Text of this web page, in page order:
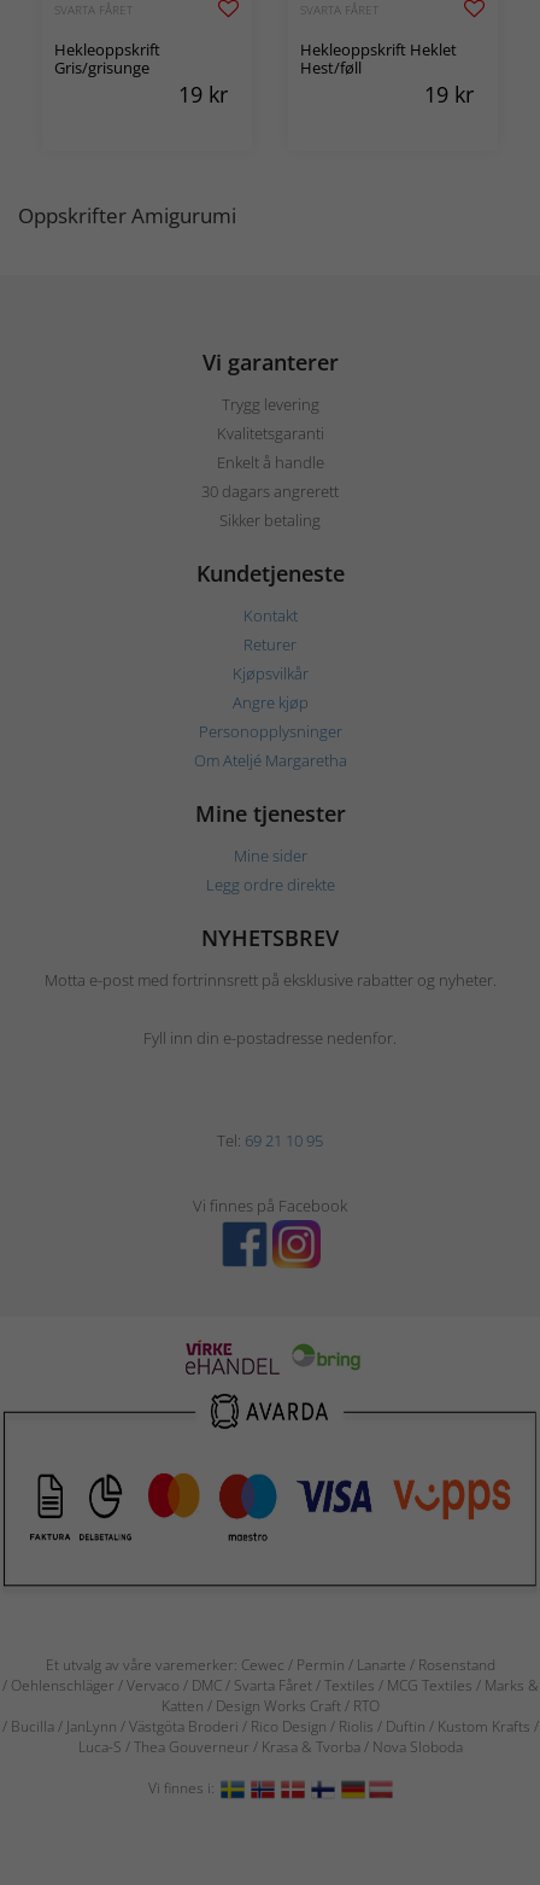
SVARTA FÅRET
Hekleoppskrift
Gris/grisunge
19 kr
SVARTA FÅRET
Hekleoppskrift Heklet
Hest/føll
19 kr
Oppskrifter Amigurumi
Vi garanterer
Trygg levering
Kvalitetsgaranti
Enkelt å handle
30 dagars angrerett
Sikker betaling
Kundetjeneste
Kontakt
Returer
Kjøpsvilkår
Angre kjøp
Personopplysninger
Om Ateljé Margaretha
Mine tjenester
Mine sider
Legg ordre direkte
NYHETSBREV
Motta e-post med fortrinnsrett på eksklusive rabatter og nyheter.
Fyll inn din e-postadresse nedenfor.
Tel: 69 21 10 95
Vi finnes på Facebook
Et utvalg av våre varemerker: Cewec / Permin / Lanarte / Rosenstand
/ Oehlenschläger / Vervaco / DMC / Svarta Fåret / Textiles / MCG Textiles / Marks &
Katten / Design Works Craft / RTO
/ Bucilla / JanLynn / Västgöta Broderi / Rico Design / Riolis / Duftin / Kustom Krafts /
Luca-S / Thea Gouverneur / Krasa & Tvorba / Nova Sloboda
Vi finnes i: